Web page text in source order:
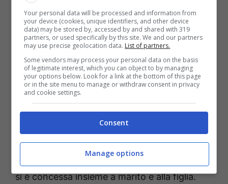
Marino attraverso la sua pagina social
ufficiale, ecco di cosa si tratta nel dettaglio.
Cristina Marino sbanca sui
social network
Lamoglie di Luca Argentero, dunque, torna
ad essere una delle protagoniste indiscusse
del web attraverso la pubblicazione di alcune
foto che raccontano la vacanza di relax che
si è concessa insieme a marito e alla figlia.
Your personal data will be processed and information from
your device (cookies, unique identifiers, and other device
data) may be stored by, accessed by and shared with 319
partners, or used specifically by this site. We and our partners
may use precise geolocation data. List of partners.
Some vendors may process your personal data on the basis
of legitimate interest, which you can object to by managing
your options below. Look for a link at the bottom of this page
or in the site menu to manage or withdraw consent in privacy
and cookie settings.
Consent
Manage options